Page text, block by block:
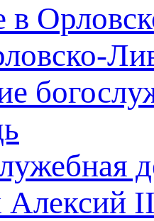
в
Алексий